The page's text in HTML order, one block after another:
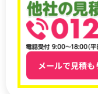
メールで見積も